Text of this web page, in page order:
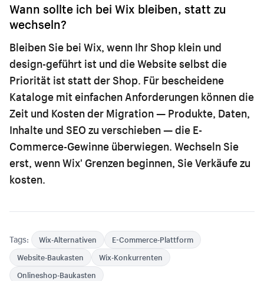
Wann sollte ich bei Wix bleiben, statt zu
wechseln?
Bleiben Sie bei Wix, wenn Ihr Shop klein und
design-geführt ist und die Website selbst die
Priorität ist statt der Shop. Für bescheidene
Kataloge mit einfachen Anforderungen können die
Zeit und Kosten der Migration — Produkte, Daten,
Inhalte und SEO zu verschieben — die E-
Commerce-Gewinne überwiegen. Wechseln Sie
erst, wenn Wix' Grenzen beginnen, Sie Verkäufe zu
kosten.
Tags: Wix-Alternativen
E-Commerce-Plattform
Website-Baukasten
Wix-Konkurrenten
Onlineshop-Baukasten